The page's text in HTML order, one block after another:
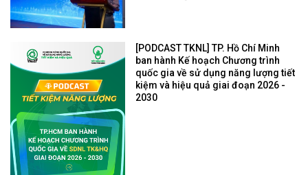
[PODCAST TKNL] TP. Hồ Chí Minh
ban hành Kế hoạch Chương trình
quốc gia về sử dụng năng lượng tiết
kiệm và hiệu quả giai đoạn 2026 -
2030